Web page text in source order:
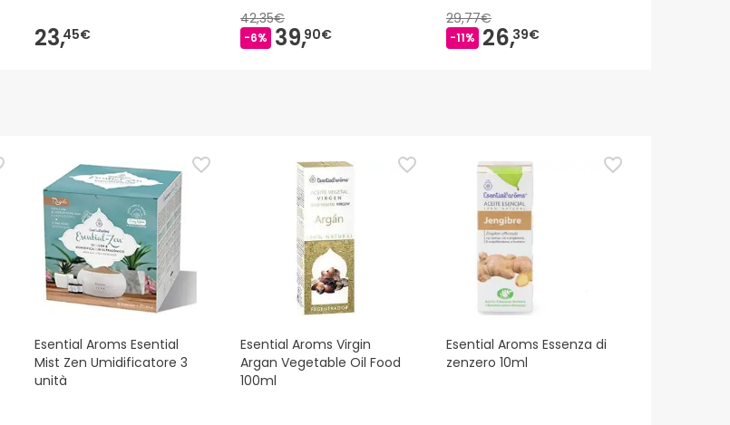
23,45€
42,35€
-6% 39,90€
29,77€
-11% 26,39€
Esential Aroms Esential
Mist Zen Umidificatore 3
unità
Esential Aroms Virgin
Argan Vegetable Oil Food
100ml
Esential Aroms Essenza di
zenzero 10ml